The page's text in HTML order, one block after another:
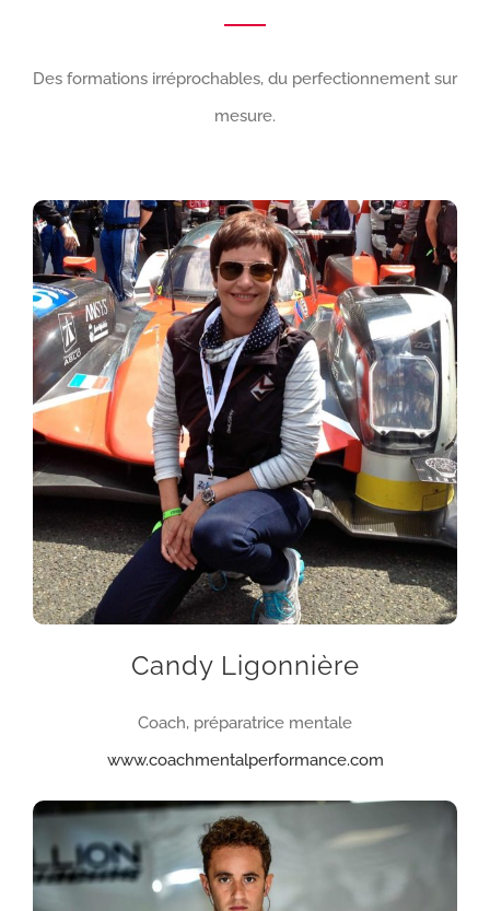
Des formations irréprochables, du perfectionnement sur
mesure.
Candy Ligonnière
Coach, préparatrice mentale
www.coachmentalperformance.com